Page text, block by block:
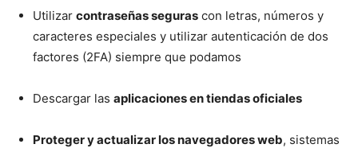
Utilizar contraseñas seguras con letras, números y
caracteres especiales y utilizar autenticación de dos
factores (2FA) siempre que podamos
Descargar las aplicaciones en tiendas oficiales
Proteger y actualizar los navegadores web, sistemas